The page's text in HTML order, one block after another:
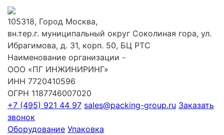
105318, Город Москва,
вн.тер.г. муниципальный округ Соколиная гора, ул.
Ибрагимова, д. 31, корп. 50, БЦ РТС
Наименование организации -
ООО «ПГ ИНЖИНИРИНГ»
ИНН 7720410596
ОГРН 1187746007020
+7 (495) 921 44 97 sales@packing-group.ru Заказать
звонок
Оборудование Упаковка